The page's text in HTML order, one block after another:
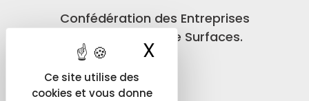
Ce site utilise des
cookies et vous donne
X Masquer le
Confédération des Entreprises
de Traitements de Surfaces.